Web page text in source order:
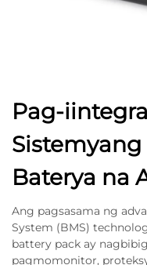
Pag-
Baterya na
Ang pagsasama ng
System (BMS)
battery pack ay
pagmomonitor,